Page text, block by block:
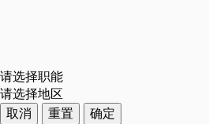
请选择职能
请选择地区
取消
重置
确定